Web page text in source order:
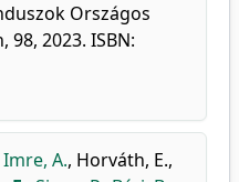
Országos
98, 2023. ISBN:
Imre, A., Horváth, E.,